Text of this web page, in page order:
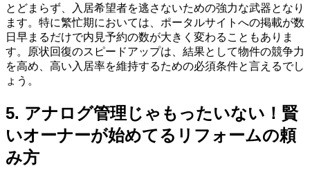
とどまらず、入居希望者を逃さないための強力な武器となり
ます。特に繁忙期においては、ポータルサイトへの掲載が数
日早まるだけで内見予約の数が大きく変わることもありま
す。原状回復のスピードアップは、結果として物件の競争力
を高め、高い入居率を維持するための必須条件と言えるでし
ょう。
5. アナログ管理じゃもったいない！賢
いオーナーが始めてるリフォームの頼
み方